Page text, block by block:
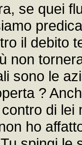
se quei
il debito
non
sono le
?
di
ho